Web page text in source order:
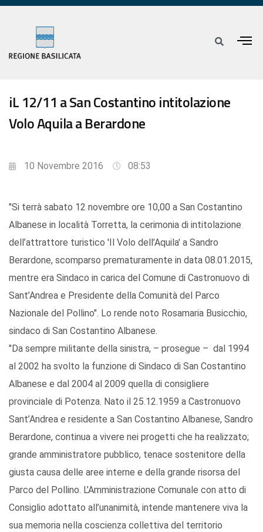
iL 12/11 a San Costantino intitolazione
Volo Aquila a Berardone
10 Novembre 2016 08:53
"Si terrà sabato 12 novembre ore 10,00 a San Costantino
Albanese in località Torretta, la cerimonia di intitolazione
dell’attrattore turistico 'Il Volo dell’Aquila' a Sandro
Berardone, scomparso prematuramente in data 08.01.2015,
mentre era Sindaco in carica del Comune di Castronuovo di
Sant’Andrea e Presidente della Comunità del Parco
Nazionale del Pollino". Lo rende noto Rosamaria Busicchio,
sindaco di San Costantino Albanese.
"Da sempre militante della sinistra, – prosegue – dal 1994
al 2002 ha svolto la funzione di Sindaco di San Costantino
Albanese e dal 2004 al 2009 quella di consigliere
provinciale di Potenza. Nato il 25.12.1959 a Castronuovo
Sant’Andrea e residente a San Costantino Albanese, Sandro
Berardone, continua a vivere nei progetti che ha realizzato;
grande amministratore pubblico, tenace sostenitore della
giusta causa delle aree interne e della grande risorsa del
Parco del Pollino. L’Amministrazione Comunale con atto di
Consiglio adottato all’unanimità, intende mantenere viva la
sua memoria nella coscienza collettiva del territorio